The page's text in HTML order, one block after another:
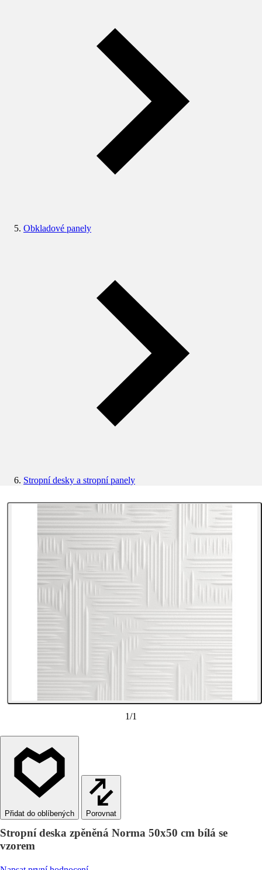
Obkladové panely
Stropní desky a stropní panely
1/1
Porovnat
Stropní deska zpěněná Norma 50x50 cm bílá se
vzorem